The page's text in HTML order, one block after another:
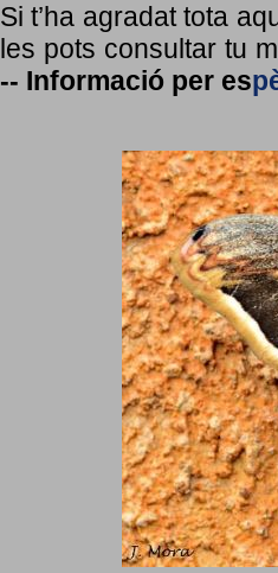
Si t’ha agradat tota
les pots consultar tu
-- Informació per es